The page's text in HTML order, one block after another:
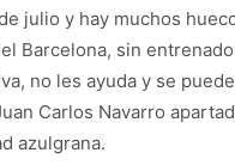
julio y hay muchos
Barcelona, sin
no les ayuda y se
Carlos Navarro
azulgrana.